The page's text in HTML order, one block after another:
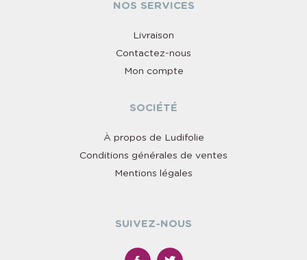
NOS SERVICES
Livraison
Contactez-nous
Mon compte
SOCIÉTÉ
À propos de Ludifolie
Conditions générales de ventes
Mentions légales
SUIVEZ-NOUS